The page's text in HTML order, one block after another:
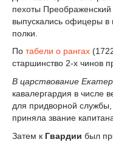
пехоты
выпускались офицеры в
полки.
По табели о рангах
старшинство 2-х чинов
В царствование
кавалергардия в числе
для придворной
приняла звание
Затем к Гвардии был